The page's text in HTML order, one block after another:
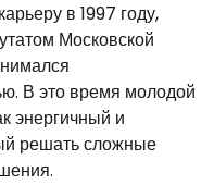
в 1997 году,
Московской
В это время молодой
энергичный и
решать сложные